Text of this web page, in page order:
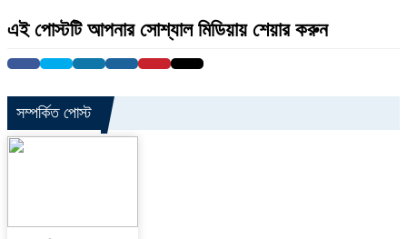
এই পোস্টটি আপনার সোশ্যাল মিডিয়ায় শেয়ার করুন
সম্পর্কিত পোস্ট